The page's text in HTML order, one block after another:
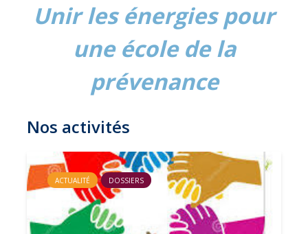
Unir les énergies pour
une école de la
prévenance
Nos activités
ACTUALITÉ DOSSIERS